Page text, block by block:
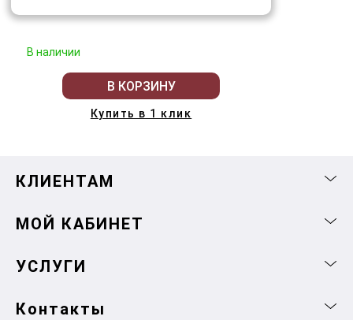
В наличии
В КОРЗИНУ
Купить в 1 клик
КЛИЕНТАМ
МОЙ КАБИНЕТ
УСЛУГИ
Контакты